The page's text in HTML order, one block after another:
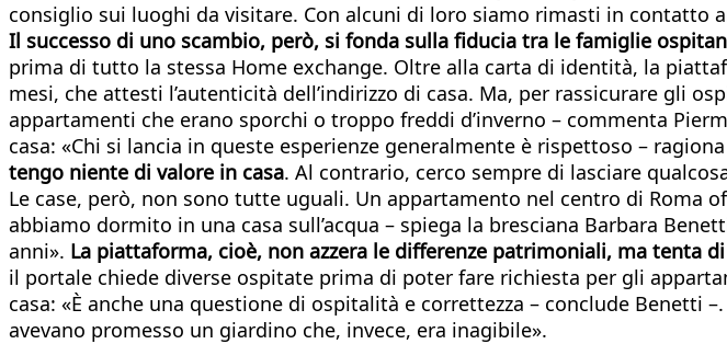
consiglio sui luoghi da visitare. Con alcuni di loro siamo rimasti in contatto
Il successo di uno scambio, però, si fonda sulla fiducia tra le famiglie
prima di tutto la stessa Home exchange. Oltre alla carta di identità, la
mesi, che attesti l’autenticità dell’indirizzo di casa. Ma, per rassicurare gli
appartamenti che erano sporchi o troppo freddi d’inverno – commenta
casa: «Chi si lancia in queste esperienze generalmente è rispettoso –
tengo niente di valore in casa. Al contrario, cerco sempre di lasciare
Le case, però, non sono tutte uguali. Un appartamento nel centro di
abbiamo dormito in una casa sull’acqua – spiega la bresciana Barbara
anni». La piattaforma, cioè, non azzera le differenze patrimoniali, ma tenta
il portale chiede diverse ospitate prima di poter fare richiesta per gli
casa: «È anche una questione di ospitalità e correttezza – conclude Benetti
avevano promesso un giardino che, invece, era inagibile».